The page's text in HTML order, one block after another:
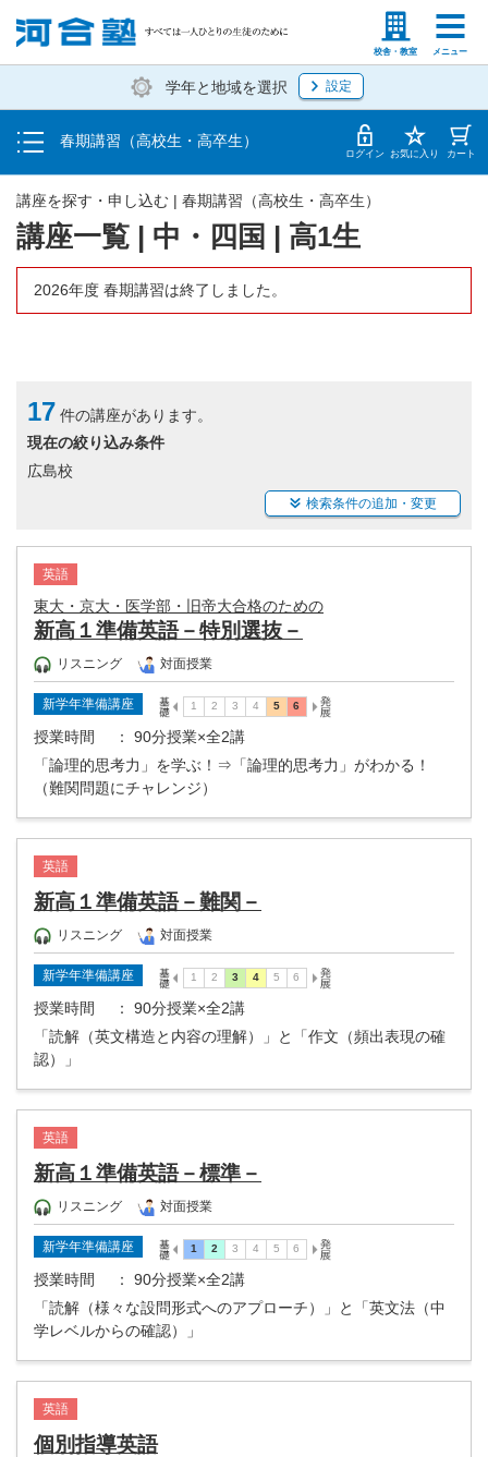
校舎・教室 メニュー
塾生の方 高等学校の先生
学年と地域を選択 設定
春期講習（高校生・高卒生）
受講料・お申し込み方法
受講開始までの流れ
校舎・教室一覧 ログイン お気に入り カート
講座一覧 | 中・四国 | 高1生
講座を探す・申し込む | 春期講習（高校生・高卒生）
2026年度 春期講習は終了しました。
17 件の講座があります。
現在の絞り込み条件
広島校
検索条件の追加・変更
英語
東大・京大・医学部・旧帝大合格のための
新高１準備英語－特別選抜－
リスニング 対面授業
新学年準備講座
授業時間
： 90分授業×全2講
「論理的思考力」を学ぶ！⇒「論理的思考力」がわかる！
（難関問題にチャレンジ）
英語
新高１準備英語－難関－
リスニング 対面授業
新学年準備講座
授業時間
： 90分授業×全2講
「読解（英文構造と内容の理解）」と「作文（頻出表現の確
認）」
英語
新高１準備英語－標準－
リスニング 対面授業
新学年準備講座
授業時間
： 90分授業×全2講
「読解（様々な設問形式へのアプローチ）」と「英文法（中
学レベルからの確認）」
英語
個別指導英語